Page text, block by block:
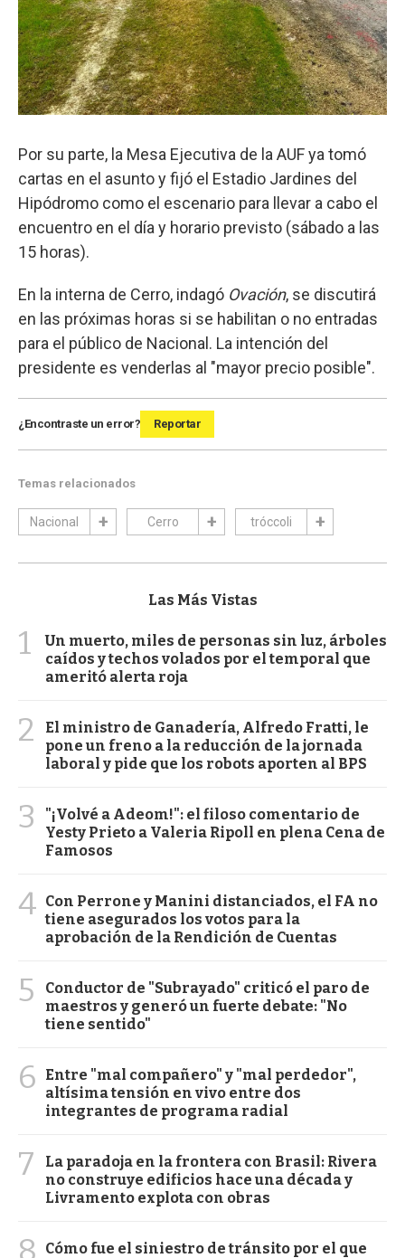
Por su parte, la Mesa Ejecutiva de la AUF ya tomó
cartas en el asunto y fijó el Estadio Jardines del
Hipódromo como el escenario para llevar a cabo el
encuentro en el día y horario previsto (sábado a las
15 horas).
En la interna de Cerro, indagó Ovación, se discutirá
en las próximas horas si se habilitan o no entradas
para el público de Nacional. La intención del
presidente es venderlas al "mayor precio posible".
¿Encontraste un error? Reportar
Temas relacionados
Nacional Cerro tróccoli
Las Más Vistas
1
Un muerto, miles de personas sin luz, árboles
caídos y techos volados por el temporal que
ameritó alerta roja
2
El ministro de Ganadería, Alfredo Fratti, le
pone un freno a la reducción de la jornada
laboral y pide que los robots aporten al BPS
3
"¡Volvé a Adeom!": el filoso comentario de
Yesty Prieto a Valeria Ripoll en plena Cena de
Famosos
4 Con Perrone y Manini distanciados, el FA no
tiene asegurados los votos para la
aprobación de la Rendición de Cuentas
5
Conductor de "Subrayado" criticó el paro de
maestros y generó un fuerte debate: "No
tiene sentido"
6
Entre "mal compañero" y "mal perdedor",
altísima tensión en vivo entre dos
integrantes de programa radial
7
La paradoja en la frontera con Brasil: Rivera
no construye edificios hace una década y
Livramento explota con obras
Cómo fue el siniestro de tránsito por el que